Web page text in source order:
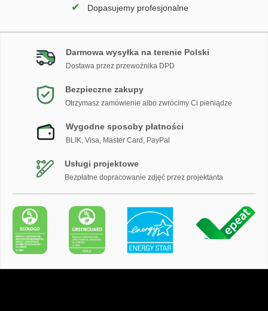
✔ Dopasujemy profesjonalne
Darmowa wysyłka na terenie Polski
Dostawa przez przewoźnika DPD
Bezpieczne zakupy
Otrzymasz zamówienie albo zwrócimy Ci pieniądze
Wygodne sposoby płatności
BLIK, Visa, Master Card, PayPal
Usługi projektowe
Bezpłatne dopracowanie zdjęć przez projektanta